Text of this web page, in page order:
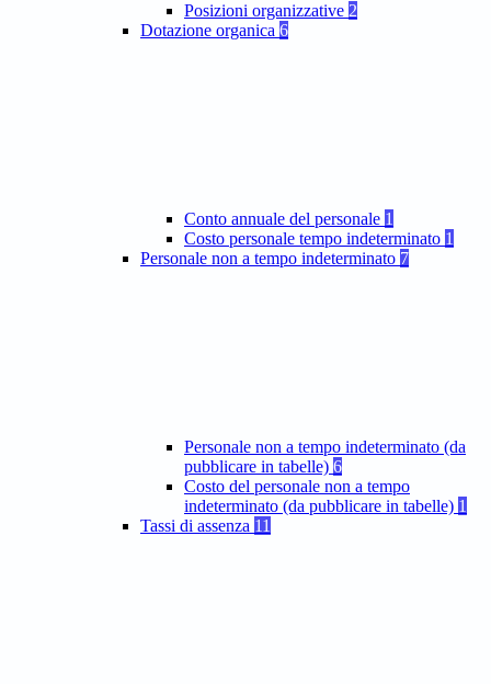
Posizioni organizzative 2
Dotazione organica 6
Conto annuale del personale 1
Costo personale tempo indeterminato 1
Personale non a tempo indeterminato 7
Personale non a tempo indeterminato (da
pubblicare in tabelle) 6
Costo del personale non a tempo
indeterminato (da pubblicare in tabelle) 1
Tassi di assenza 11